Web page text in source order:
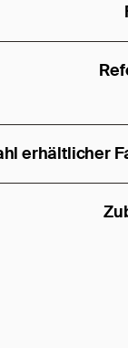
erhältlicher